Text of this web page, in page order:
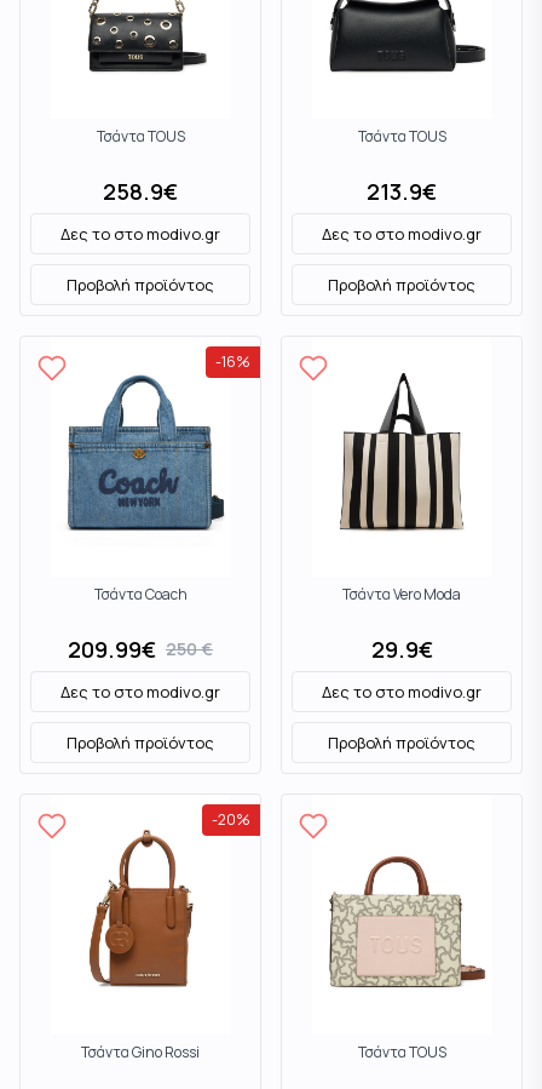
Τσάντα TOUS
258.9€
Δες το στοmodivo.gr
Προβολή προϊόντος
Τσάντα TOUS
213.9€
Δες το στοmodivo.gr
Προβολή προϊόντος
-16%
Τσάντα Coach
209.99€ 250€
Δες το στοmodivo.gr
Προβολή προϊόντος
Τσάντα Vero Moda
29.9€
Δες το στοmodivo.gr
Προβολή προϊόντος
-20%
Τσάντα Gino Rossi Τσάντα TOUS